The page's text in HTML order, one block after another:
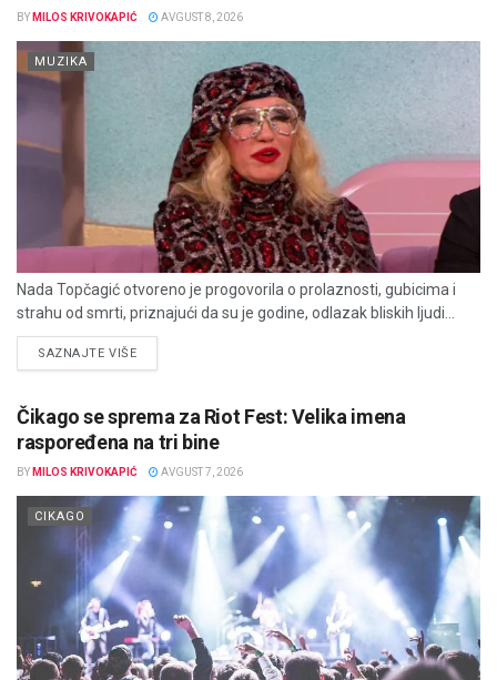
BY MILOS KRIVOKAPIĆ AVGUST 8, 2026
MUZIKA
Nada Topčagić otvoreno je progovorila o prolaznosti, gubicima i
strahu od smrti, priznajući da su je godine, odlazak bliskih ljudi...
SAZNAJTE VIŠEDETAILS
Čikago se sprema za Riot Fest: Velika imena
raspoređena na tri bine
BY MILOS KRIVOKAPIĆ AVGUST 7, 2026
CIKAGO